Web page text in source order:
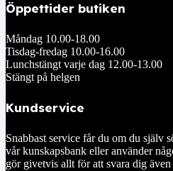
Öppettider butiken
Måndag 10.00-18.00
Tisdag-fredag 10.00-16.00
Lunchstängt varje dag 12.00-13.00
Stängt på helgen
Kundservice
Snabbast service får du om du själv
vår kunskapsbank eller använder
gör givetvis allt för att svara dig